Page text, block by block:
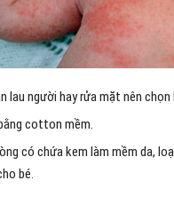
lau người hay rửa mặt nên
cotton mềm.
có chứa kem làm mềm da,
bé.